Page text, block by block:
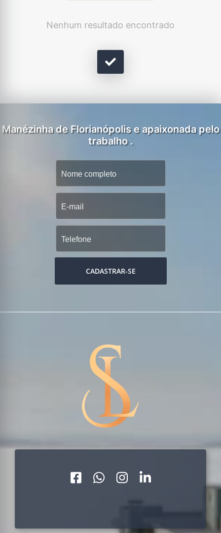
Nenhum resultado encontrado
Manézinha de Florianópolis e apaixonada pelo
trabalho .
CADASTRAR-SE